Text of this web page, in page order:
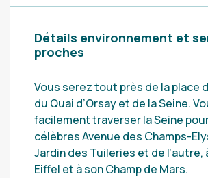
Détails environnement et
proches
Vous serez tout près de la place
du Quai d’Orsay et de la Seine.
facilement traverser la Seine
célèbres Avenue des Champs-
Jardin des Tuileries et de l’autre,
Eiffel et à son Champ de Mars.